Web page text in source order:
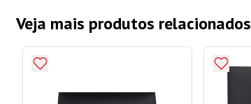
Veja mais produtos relacionados